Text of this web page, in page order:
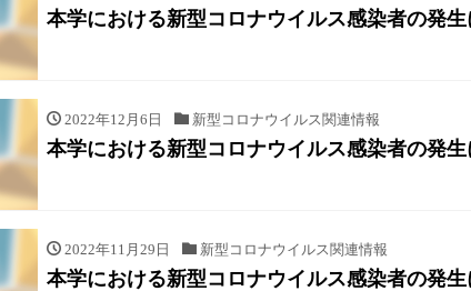
本学における新型コロナウイルス感染者の発生
2022年12月6日 新型コロナウイルス関連情報
本学における新型コロナウイルス感染者の発生
2022年11月29日 新型コロナウイルス関連情報
本学における新型コロナウイルス感染者の発生